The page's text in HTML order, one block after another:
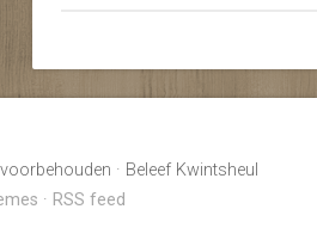
· Beleef Kwintsheul
· RSS feed